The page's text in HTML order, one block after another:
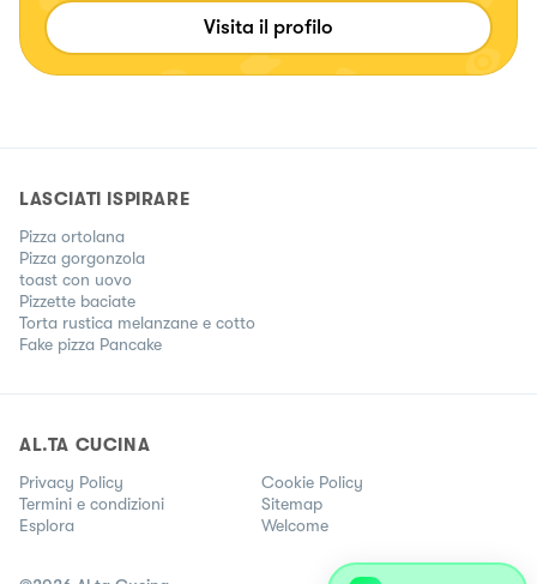
amore che esista💖
https://www.instagram.com/dianacor14/
Visita il profilo
LASCIATI ISPIRARE
Pizza ortolana
Pizza gorgonzola
toast con uovo
Pizzette baciate
Torta rustica melanzane e cotto
Fake pizza Pancake
AL.TA CUCINA
Privacy Policy
Cookie Policy
Termini e condizioni
Sitemap
Esplora
Welcome